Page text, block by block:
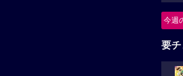
今週
要